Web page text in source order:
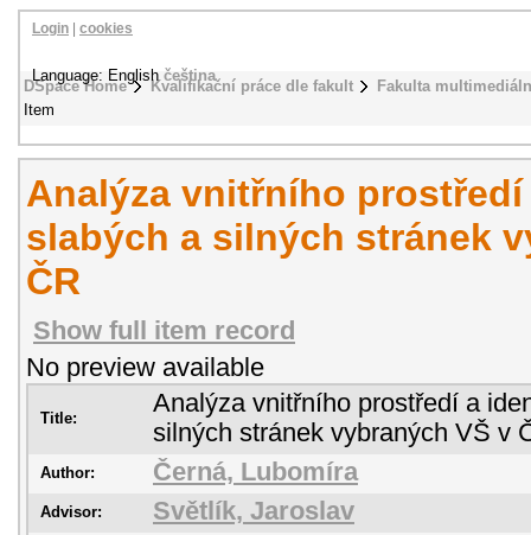
DSpace Home Kvalifikační práce dle fakult
Fakulta
Item
Login cookies
Language: Englishčeština
Analýza vnitřního
slabých a silných stránek
ČR
Show full item record
No preview available
Title:
Analýza vnitřního prostředí a
silných stránek vybraných VŠ v
Author: Černá, Lubomíra
Advisor: Světlík, Jaroslav